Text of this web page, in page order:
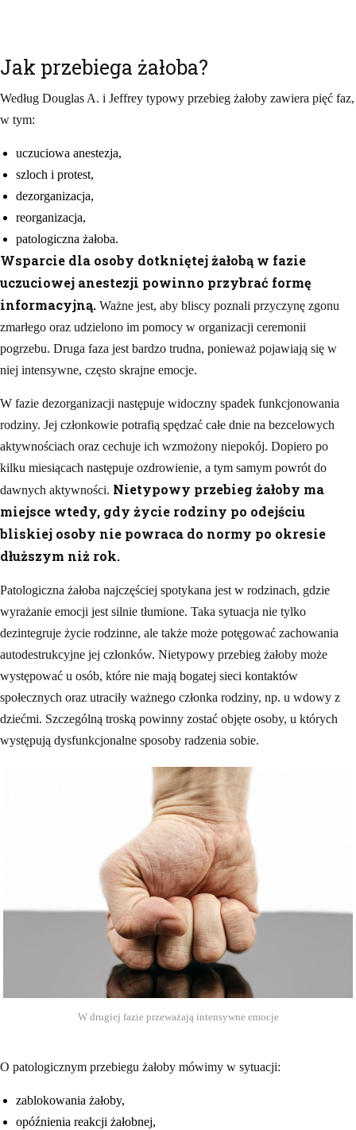
Jak przebiega żałoba?
Według Douglas A. i Jeffrey typowy przebieg żałoby zawiera pięć faz,
w tym:
uczuciowa anestezja,
szloch i protest,
dezorganizacja,
reorganizacja,
patologiczna żałoba.
Wsparcie dla osoby dotkniętej żałobą w fazie
uczuciowej anestezji powinno przybrać formę
informacyjną. Ważne jest, aby bliscy poznali przyczynę zgonu
zmarłego oraz udzielono im pomocy w organizacji ceremonii
pogrzebu. Druga faza jest bardzo trudna, ponieważ pojawiają się w
niej intensywne, często skrajne emocje.
W fazie dezorganizacji następuje widoczny spadek funkcjonowania
rodziny. Jej członkowie potrafią spędzać całe dnie na bezcelowych
aktywnościach oraz cechuje ich wzmożony niepokój. Dopiero po
kilku miesiącach następuje ozdrowienie, a tym samym powrót do
dawnych aktywności. Nietypowy przebieg żałoby ma
miejsce wtedy, gdy życie rodziny po odejściu
bliskiej osoby nie powraca do normy po okresie
dłuższym niż rok.
Patologiczna żałoba najczęściej spotykana jest w rodzinach, gdzie
wyrażanie emocji jest silnie tłumione. Taka sytuacja nie tylko
dezintegruje życie rodzinne, ale także może potęgować zachowania
autodestrukcyjne jej członków. Nietypowy przebieg żałoby może
występować u osób, które nie mają bogatej sieci kontaktów
społecznych oraz utraciły ważnego członka rodziny, np. u wdowy z
dziećmi. Szczególną troską powinny zostać objęte osoby, u których
występują dysfunkcjonalne sposoby radzenia sobie.
W drugiej fazie przeważają intensywne emocje
O patologicznym przebiegu żałoby mówimy w sytuacji:
zablokowania żałoby,
opóźnienia reakcji żałobnej,